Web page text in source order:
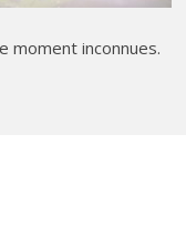
moment inconnues.